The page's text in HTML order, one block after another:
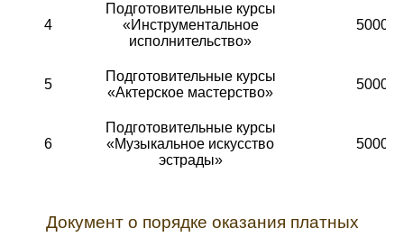
4
Подготовительные курсы
«Инструментальное
исполнительство»
5000
5
Подготовительные курсы
«Актерское мастерство»
5000
6
Подготовительные курсы
«Музыкальное искусство
эстрады»
5000
Документ о порядке оказания платных